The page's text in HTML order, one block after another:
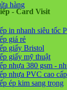
hàng
- Card Visit
in nhanh siêu tốc
giá rẻ
giấy Bristol
giấy mỹ thuật
nhựa 380 gsm -
nhựa PVC cao cấp
ép kim sang trọng